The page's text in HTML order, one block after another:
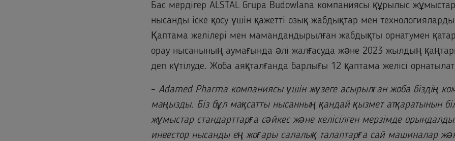
Бас мердігер ALSTAL Grupa Budowlana компаниясы құрылыс
нысанды іске қосу үшін қажетті озық жабдықтар мен
Қаптама желілері мен мамандандырылған жабдықты орнатумен
орау нысанының аумағында әлі жалғасуда және 2023 жылдың
деп күтілуде. Жоба аяқталғанда барлығы 12 қаптама желісі
– Adamed Pharma компаниясы үшін жүзеге асырылған жоба біздің
маңызды. Біз бұл мақсатты нысанның қандай қызмет атқаратынын
жұмыстар стандарттарға сәйкес және келісілген мерзімде
инвестор нысанды ең жоғары салалық талаптарға сай машиналар